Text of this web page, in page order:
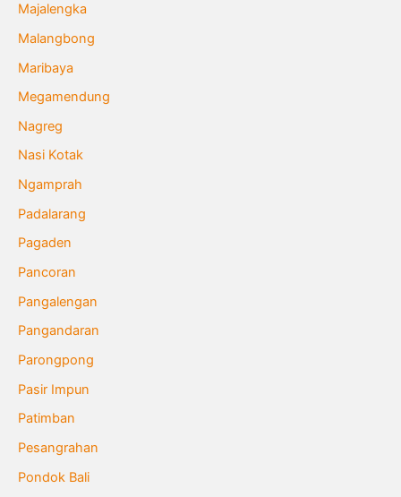
Majalengka
Malangbong
Maribaya
Megamendung
Nagreg
Nasi Kotak
Ngamprah
Padalarang
Pagaden
Pancoran
Pangalengan
Pangandaran
Parongpong
Pasir Impun
Patimban
Pesangrahan
Pondok Bali